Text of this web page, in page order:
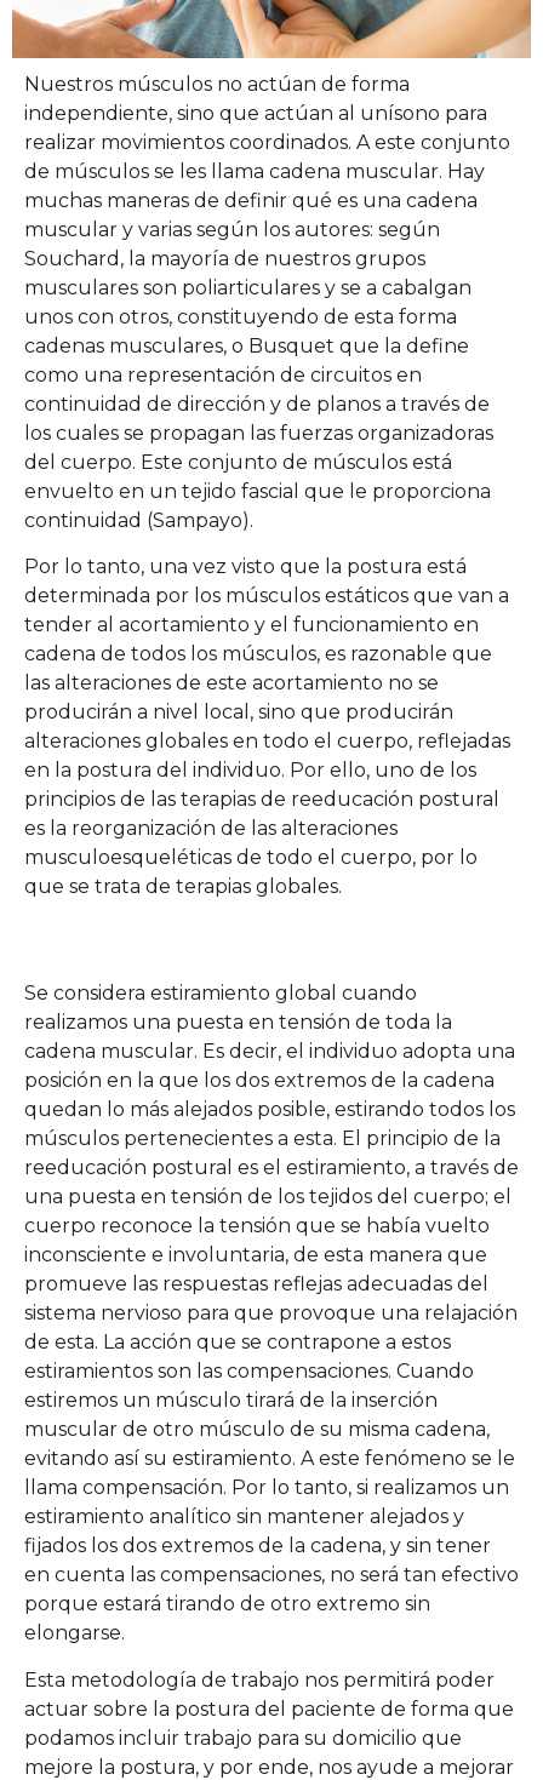
Nuestros músculos no actúan de forma
independiente, sino que actúan al unísono para
realizar movimientos coordinados. A este conjunto
de músculos se les llama cadena muscular. Hay
muchas maneras de definir qué es una cadena
muscular y varias según los autores: según
Souchard, la mayoría de nuestros grupos
musculares son poliarticulares y se a cabalgan
unos con otros, constituyendo de esta forma
cadenas musculares, o Busquet que la define
como una representación de circuitos en
continuidad de dirección y de planos a través de
los cuales se propagan las fuerzas organizadoras
del cuerpo. Este conjunto de músculos está
envuelto en un tejido fascial que le proporciona
continuidad (Sampayo).
Por lo tanto, una vez visto que la postura está
determinada por los músculos estáticos que van a
tender al acortamiento y el funcionamiento en
cadena de todos los músculos, es razonable que
las alteraciones de este acortamiento no se
producirán a nivel local, sino que producirán
alteraciones globales en todo el cuerpo, reflejadas
en la postura del individuo. Por ello, uno de los
principios de las terapias de reeducación postural
es la reorganización de las alteraciones
musculoesqueléticas de todo el cuerpo, por lo
que se trata de terapias globales.
Se considera estiramiento global cuando
realizamos una puesta en tensión de toda la
cadena muscular. Es decir, el individuo adopta una
posición en la que los dos extremos de la cadena
quedan lo más alejados posible, estirando todos los
músculos pertenecientes a esta. El principio de la
reeducación postural es el estiramiento, a través de
una puesta en tensión de los tejidos del cuerpo; el
cuerpo reconoce la tensión que se había vuelto
inconsciente e involuntaria, de esta manera que
promueve las respuestas reflejas adecuadas del
sistema nervioso para que provoque una relajación
de esta. La acción que se contrapone a estos
estiramientos son las compensaciones. Cuando
estiremos un músculo tirará de la inserción
muscular de otro músculo de su misma cadena,
evitando así su estiramiento. A este fenómeno se le
llama compensación. Por lo tanto, si realizamos un
estiramiento analítico sin mantener alejados y
fijados los dos extremos de la cadena, y sin tener
en cuenta las compensaciones, no será tan efectivo
porque estará tirando de otro extremo sin
elongarse.
Esta metodología de trabajo nos permitirá poder
actuar sobre la postura del paciente de forma que
podamos incluir trabajo para su domicilio que
mejore la postura, y por ende, nos ayude a mejorar